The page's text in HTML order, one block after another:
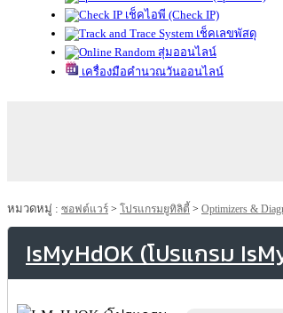
เช็คไอพี (Check IP)
เช็คเลขพัสดุ
สุ่มออนไลน์
เครื่องมือคำนวณวันออนไลน์
หมวดหมู่ : ซอฟต์แวร์ > โปรแกรมยูทิลิตี้ > Optimizers &
IsMyHdOK (โปรแกรม